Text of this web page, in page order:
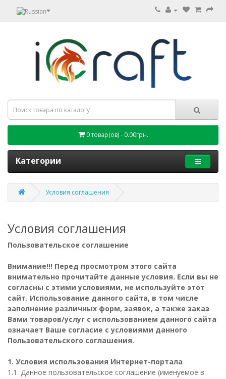
0 товар(ов) - 0.00грн.
Категории
Условия соглашения
Условия соглашения
Пользовательское соглашение
Внимание!!! Перед просмотром этого сайта
внимательно прочитайте данные условия. Если вы не
согласны с этими условиями, не используйте этот
сайт. Использование данного сайта, в том числе
заполнение различных форм, заявок, а также заказ
Вами товаров/услуг с использованием данного сайта
означает Ваше согласие с условиями данного
Пользовательского соглашения.
1. Условия использования Интернет-портала
1.1. Данное пользовательское соглашение (именуемое в